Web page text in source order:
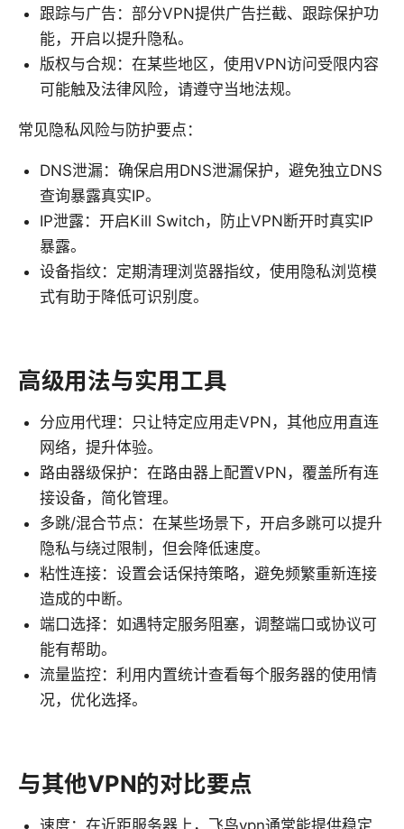
跟踪与广告：部分VPN提供广告拦截、跟踪保护功
能，开启以提升隐私。
版权与合规：在某些地区，使用VPN访问受限内容
可能触及法律风险，请遵守当地法规。
常见隐私风险与防护要点：
DNS泄漏：确保启用DNS泄漏保护，避免独立DNS
查询暴露真实IP。
IP泄露：开启Kill Switch，防止VPN断开时真实IP
暴露。
设备指纹：定期清理浏览器指纹，使用隐私浏览模
式有助于降低可识别度。
高级用法与实用工具
分应用代理：只让特定应用走VPN，其他应用直连
网络，提升体验。
路由器级保护：在路由器上配置VPN，覆盖所有连
接设备，简化管理。
多跳/混合节点：在某些场景下，开启多跳可以提升
隐私与绕过限制，但会降低速度。
粘性连接：设置会话保持策略，避免频繁重新连接
造成的中断。
端口选择：如遇特定服务阻塞，调整端口或协议可
能有帮助。
流量监控：利用内置统计查看每个服务器的使用情
况，优化选择。
与其他VPN的对比要点
速度：在近距服务器上，飞鸟vpn通常能提供稳定